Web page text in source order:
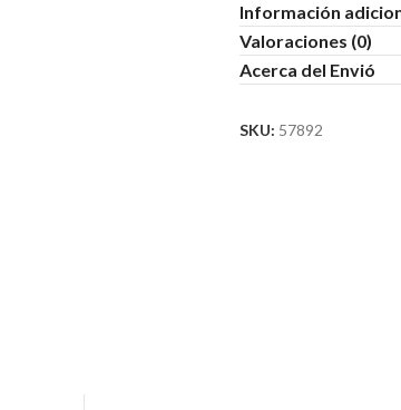
Información
Valoraciones (0)
Acerca del Envió
SKU: 57892